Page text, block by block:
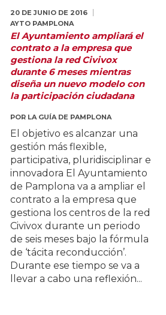
20 DE JUNIO DE 2016
AYTO PAMPLONA
El Ayuntamiento ampliará el
contrato a la empresa que
gestiona la red Civivox
durante 6 meses mientras
diseña un nuevo modelo con
la participación ciudadana
POR LA GUÍA DE PAMPLONA
El objetivo es alcanzar una
gestión más flexible,
participativa, pluridisciplinar e
innovadora El Ayuntamiento
de Pamplona va a ampliar el
contrato a la empresa que
gestiona los centros de la red
Civivox durante un periodo
de seis meses bajo la fórmula
de ‘tácita reconducción’.
Durante ese tiempo se va a
llevar a cabo una reflexión...